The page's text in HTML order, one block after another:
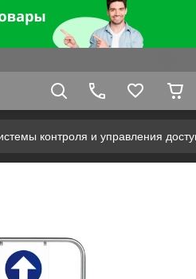
контроля и управления